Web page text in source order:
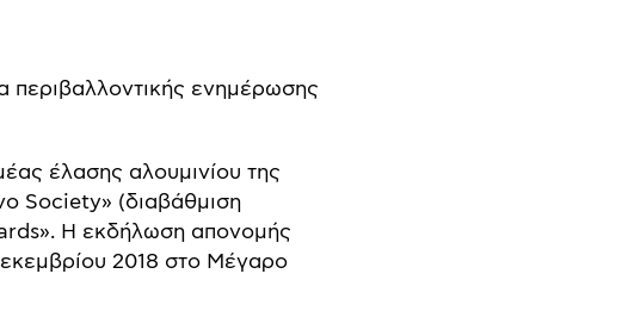
ενημέρωσης
έλασης αλουμινίου της
Society» (διαβάθμιση
Η εκδήλωση απονομής
2018 στο Μέγαρο